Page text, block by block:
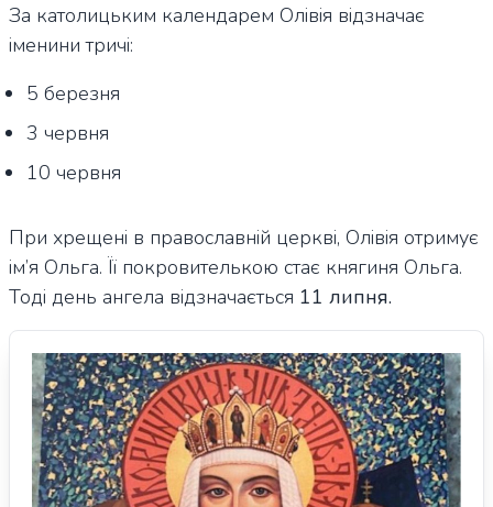
За католицьким календарем Олівія відзначає
іменини тричі:
5 березня
3 червня
10 червня
При хрещені в православній церкві, Олівія отримує
ім’я Ольга. Її покровителькою стає княгиня Ольга.
Тоді день ангела відзначається 11 липня.